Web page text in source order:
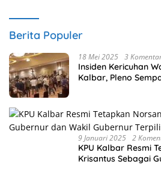
Berita Populer
18 Mei 2025 3
Insiden Kericuhan
Kalbar, Pleno
9 Januari 2025 2
KPU Kalbar Resmi
Krisantus Sebagai